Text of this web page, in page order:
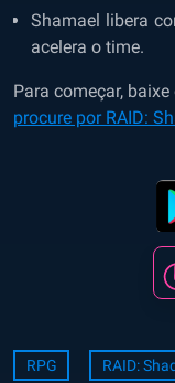
Shamael libera
acelera o time.
Para começar, baixe
procure por RAID:
RPG RAID: